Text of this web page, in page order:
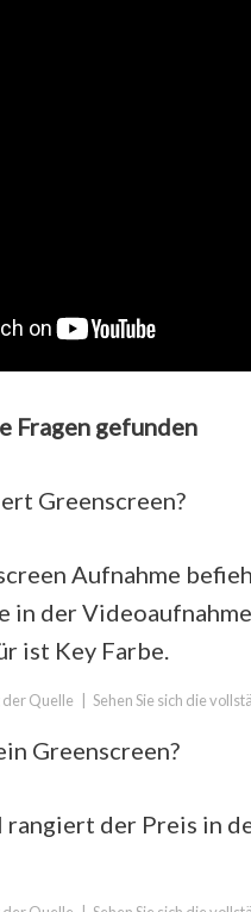
Fragen gefunden
Greenscreen?
Aufnahme
in der
ist Key Farbe.
Quelle Sehen Sie sich die
Greenscreen?
der Preis in